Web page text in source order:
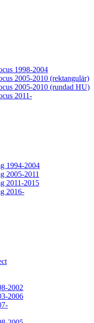
1998-2004
2005-2010 (rektangulär)
2005-2010 (rundad HU)
2011-
1994-2004
2005-2011
2011-2015
2016-
2002
2006